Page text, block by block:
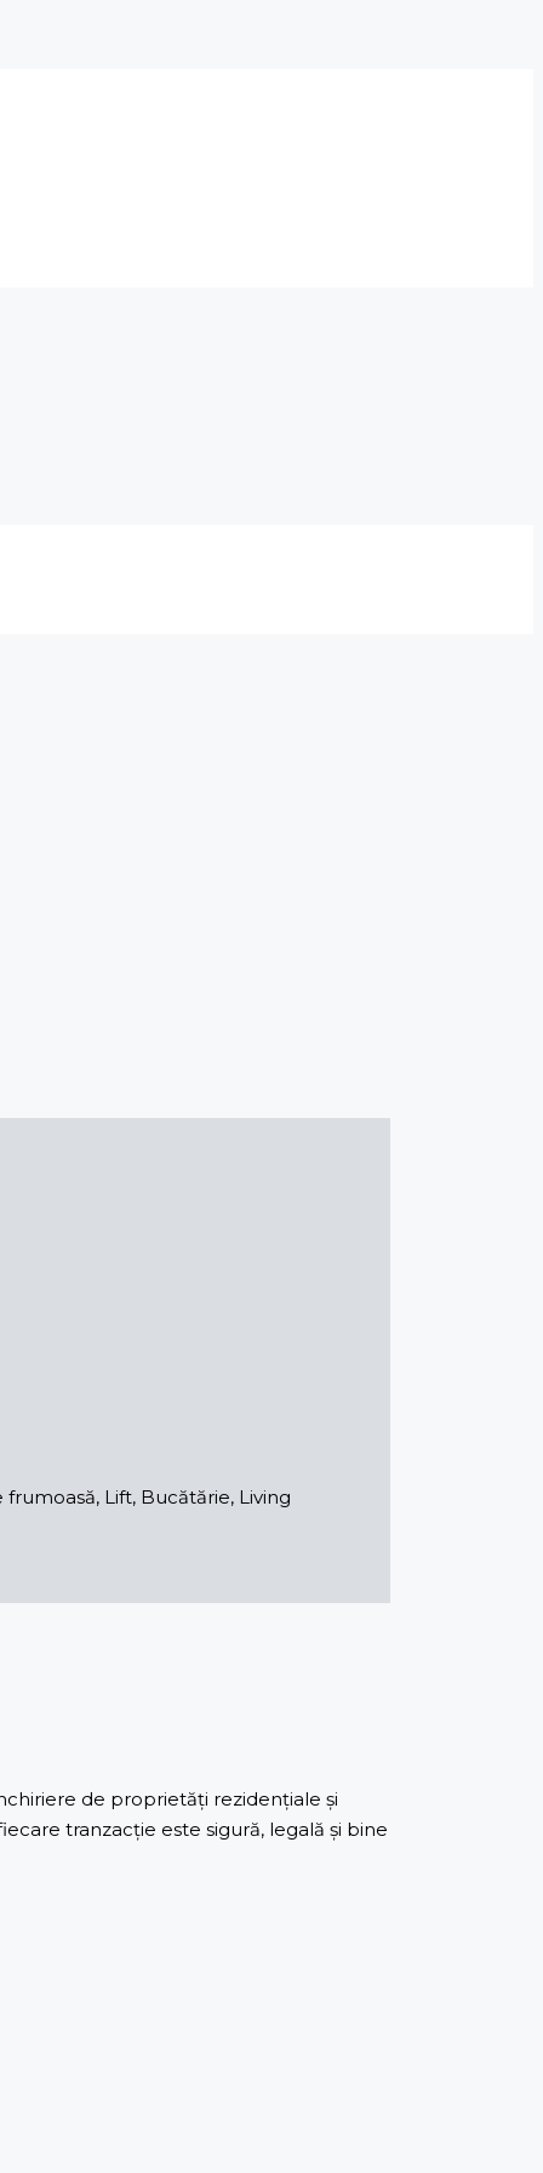
Lift, Bucătărie, Living
de proprietăți rezidențiale și
tranzacție este sigură, legală și bine